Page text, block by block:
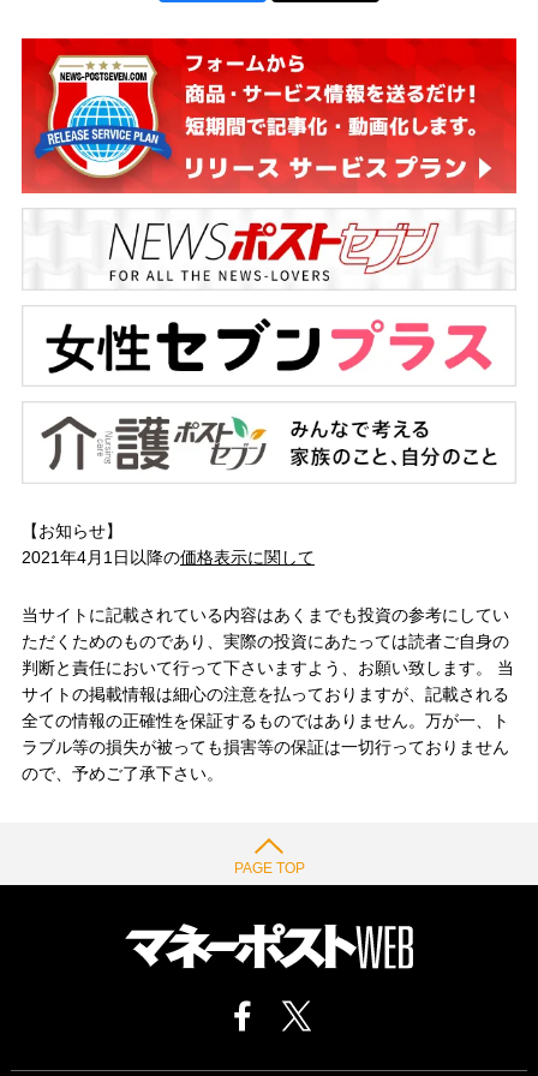
【お知らせ】
2021年4月1日以降の価格表示に関して
当サイトに記載されている内容はあくまでも投資の参考にしてい
ただくためのものであり、実際の投資にあたっては読者ご自身の
判断と責任において行って下さいますよう、お願い致します。 当
サイトの掲載情報は細心の注意を払っておりますが、記載される
全ての情報の正確性を保証するものではありません。万が一、ト
ラブル等の損失が被っても損害等の保証は一切行っておりません
ので、予めご了承下さい。
PAGE TOP